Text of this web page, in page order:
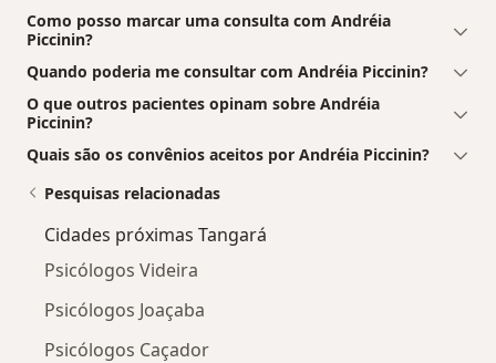
Como posso marcar uma consulta com Andréia
Piccinin?
Quando poderia me consultar com Andréia Piccinin?
O que outros pacientes opinam sobre Andréia
Piccinin?
Quais são os convênios aceitos por Andréia Piccinin?
Pesquisas relacionadas
Cidades próximas Tangará
Psicólogos Videira
Psicólogos Joaçaba
Psicólogos Caçador